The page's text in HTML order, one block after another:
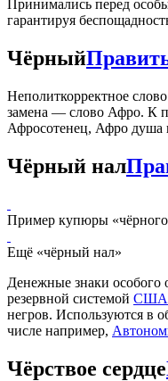
Принимались перед
гарантируя
Чёрный
Неполиткорректное
замена — слово Афро. К
Афросотенец, Афро душа
Чёрный нал
Пример купюры «чёрного
Ещё «чёрный нал»
Денежные знаки
резервной системой США
негров. Используются в
числе например,
Чёрствое сердце